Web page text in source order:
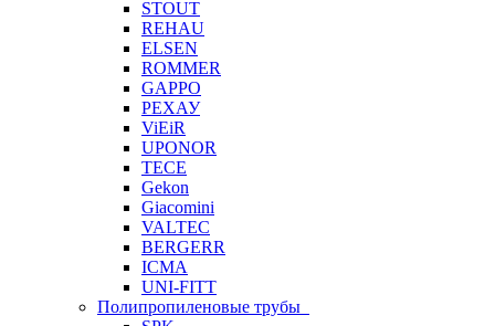
STOUT
REHAU
ELSEN
ROMMER
GAPPO
РЕХАУ
ViEiR
UPONOR
TECE
Gekon
Giacomini
VALTEC
BERGERR
ICMA
UNI-FITT
Полипропиленовые трубы